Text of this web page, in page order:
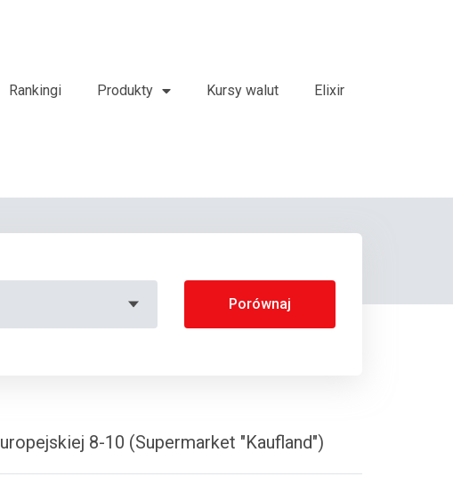
Rankingi Produkty Kursy walut Elixir
Porównaj
8-10 (Supermarket "Kaufland")